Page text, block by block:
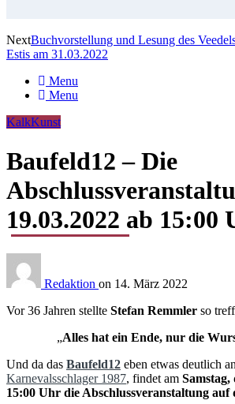
NextBuchvorstellung und Lesung des
Estis am 31.03.2022
Menu
Menu
KalkKunst
Baufeld12 – Die
19.03.2022 ab 15:00
Redaktion on 14. März 2022
Vor 36 Jahren stellte Stefan Remmler so
„Alles hat ein Ende, nur die
Und da das Baufeld12 eben etwas deutlich
Karnevalsschlager 1987, findet am Samstag,
15:00 Uhr die Abschlussveranstaltung auf